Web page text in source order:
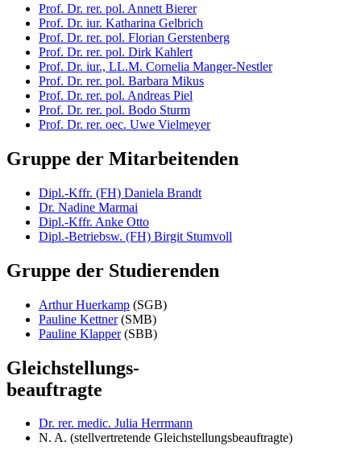
Prof. Dr. rer. pol. Annett Bierer
Prof. Dr. iur. Katharina Gelbrich
Prof. Dr. rer. pol. Florian Gerstenberg
Prof. Dr. rer. pol. Dirk Kahlert
Prof. Dr. iur., LL.M. Cornelia Manger-Nestler
Prof. Dr. rer. pol. Barbara Mikus
Prof. Dr. rer. pol. Andreas Piel
Prof. Dr. rer. pol. Bodo Sturm
Prof. Dr. rer. oec. Uwe Vielmeyer
Gruppe der Mitarbeitenden
Dipl.-Kffr. (FH) Daniela Brandt
Dr. Nadine Marmai
Dipl.-Kffr. Anke Otto
Dipl.-Betriebsw. (FH) Birgit Stumvoll
Gruppe der Studierenden
Arthur Huerkamp (SGB)
Pauline Kettner(SMB)
Pauline Klapper(SBB)
Gleichstellungs-
beauf­tragte
Dr. rer. medic. Julia Herrmann
N. A. (stellvertretende Gleichstellungsbeauftragte)